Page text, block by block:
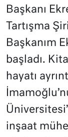
Başkanı
Tartışma
Başkanım
başladı.
hayatı
inşaat